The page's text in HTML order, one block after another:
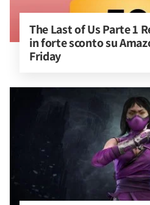
The Last of Us Parte 1
in forte sconto su
Friday